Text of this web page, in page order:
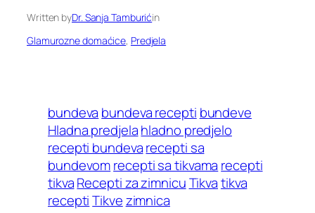
Written byDr. Sanja Tamburićin
Glamurozne domaćice, Predjela
bundeva bundeva recepti bundeve
Hladna predjelahladno predjelo
recepti bundevarecepti sa
bundevomrecepti sa tikvama recepti
tikvaRecepti za zimnicuTikvatikva
recepti Tikvezimnica